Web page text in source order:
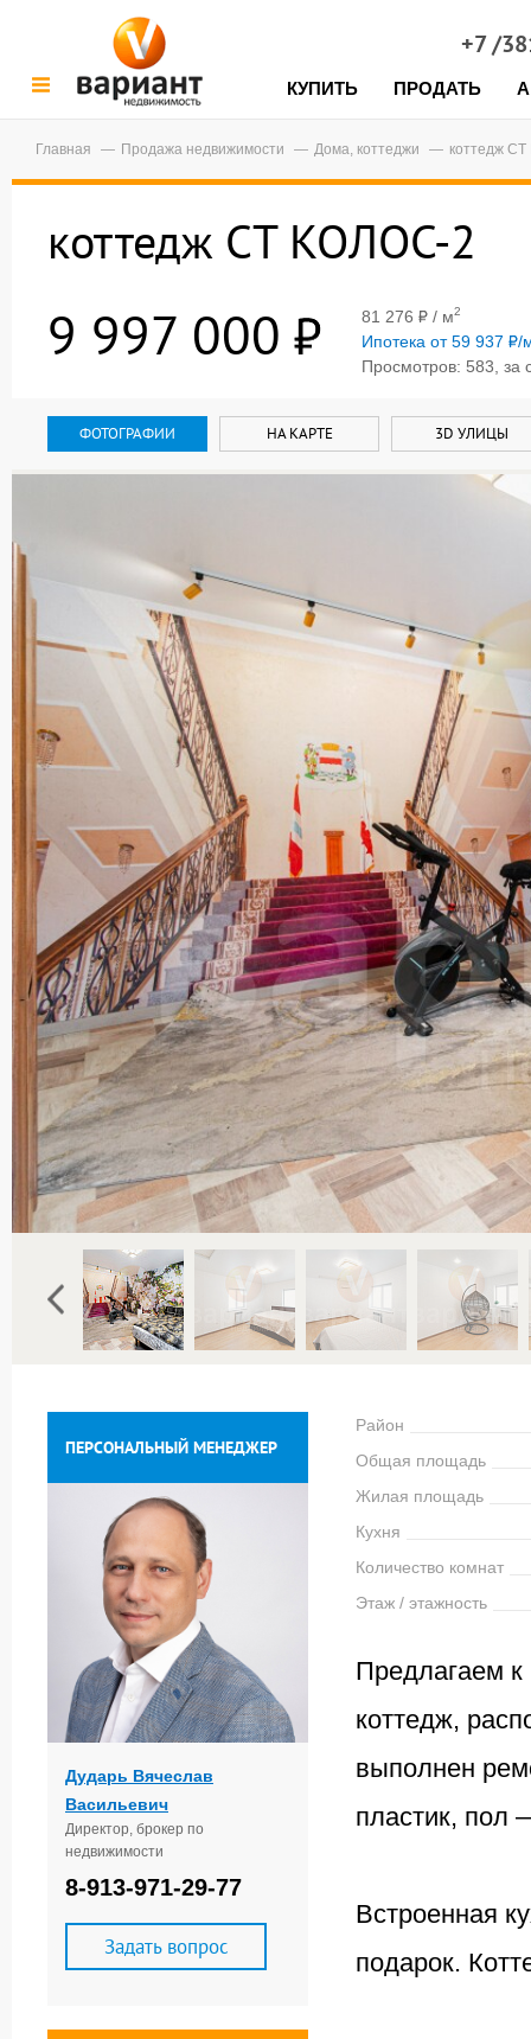
+7 /
КУПИТЬ ПРОДАТЬ
Главная Продажа недвижимости Дома, коттеджи коттедж
коттедж СТ КОЛОС-2
9 997 000 81 276 / м2
Ипотека от 59 937
/
Просмотров: 583, за
ФОТОГРАФИИ НА КАРТЕ 3D УЛИЦЫ
ПЕРСОНАЛЬНЫЙ МЕНЕДЖЕР
Дударь Вячеслав
Васильевич
Директор, брокер по
недвижимости
8-913-971-29-77
Задать вопрос
Район
Общая площадь
Жилая площадь
Кухня
Количество комнат
Этаж / этажность
Предлагаем к
коттедж,
выполнен
пластик, пол
Встроенная
подарок.